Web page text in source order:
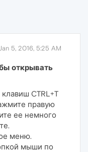
5, 2016, 5:25 AM
открывать
CTRL+T
правую
ее немного
меню.
мыши по